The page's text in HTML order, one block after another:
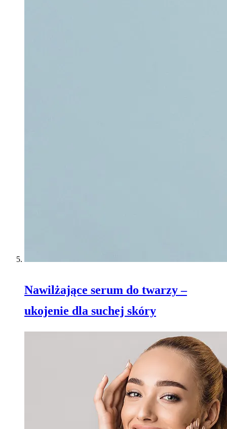
Nawilżające serum do twarzy –
ukojenie dla suchej skóry